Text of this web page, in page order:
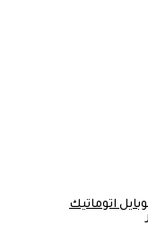
اتوماتيك